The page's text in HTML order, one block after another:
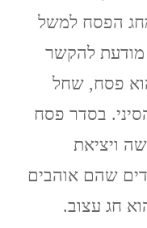
הפסח למשל
מודעת להקשר
פסח, שחל
בסדר פסח
ויציאת
שהם אוהבים
חג עצוב.